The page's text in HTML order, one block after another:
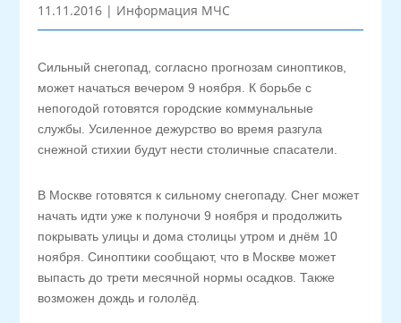
11.11.2016 | Информация МЧС
Сильный снегопад, согласно прогнозам синоптиков,
может начаться вечером 9 ноября. К борьбе с
непогодой готовятся городские коммунальные
службы. Усиленное дежурство во время разгула
снежной стихии будут нести столичные спасатели.
В Москве готовятся к сильному снегопаду. Снег может
начать идти уже к полуночи 9 ноября и продолжить
покрывать улицы и дома столицы утром и днём 10
ноября. Синоптики сообщают, что в Москве может
выпасть до трети месячной нормы осадков. Также
возможен дождь и гололёд.